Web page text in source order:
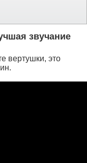
звучание
вертушки, это